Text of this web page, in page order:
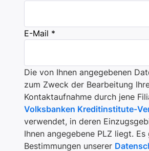
E-Mail *
Die von Ihnen angegebenen
zum Zweck der Bearbeitung
Kontaktaufnahme durch jene
Volksbanken Kreditinstitute-
verwendet, in deren
Ihnen angegebene PLZ liegt.
Bestimmungen unserer